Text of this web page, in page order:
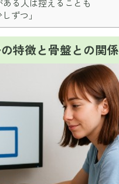
ずつ」
特徴と骨盤との関係